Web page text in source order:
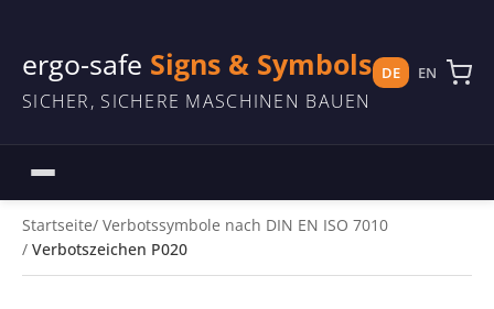
ergo-safe Signs & Symbols
SICHER, SICHERE MASCHINEN BAUEN
DE EN
Startseite Verbotssymbole nach DIN EN ISO 7010
Verbotszeichen P020